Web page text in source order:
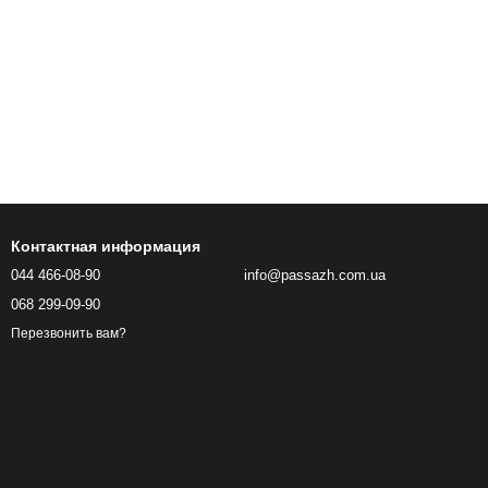
Контактная информация
044 466-08-90
068 299-09-90
Перезвонить вам?
info@passazh.com.ua